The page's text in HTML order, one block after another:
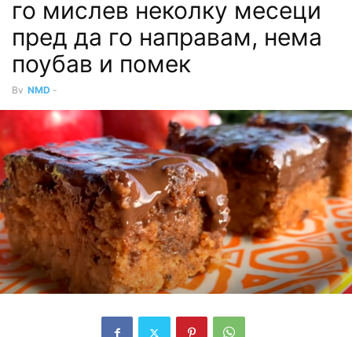
го мислев неколку месеци
пред да го направам, нема
поубав и помек
By NMD -